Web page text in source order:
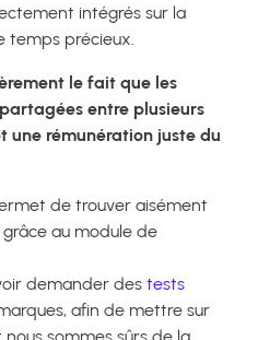
intégrés sur la
temps précieux.
le fait que les
entre plusieurs
une rémunération juste du
de trouver aisément
au module de
demander des tests
afin de mettre sur
sommes sûrs de la